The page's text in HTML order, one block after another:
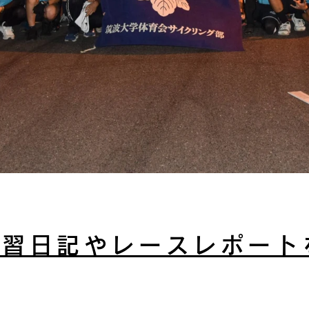
日記やレースレポート